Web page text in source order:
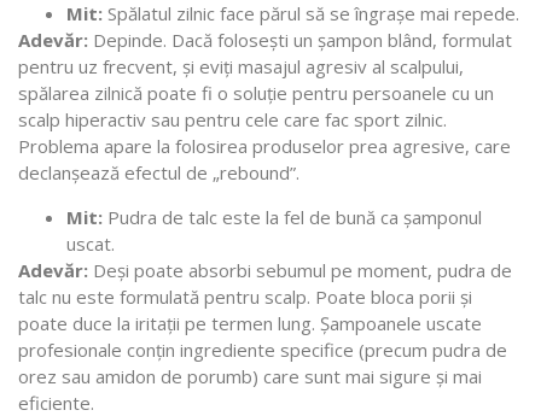
Mit: Spălatul zilnic face părul să se îngrașe mai repede.
Adevăr: Depinde. Dacă folosești un șampon blând, formulat
pentru uz frecvent, și eviți masajul agresiv al scalpului,
spălarea zilnică poate fi o soluție pentru persoanele cu un
scalp hiperactiv sau pentru cele care fac sport zilnic.
Problema apare la folosirea produselor prea agresive, care
declanșează efectul de „rebound”.
Mit: Pudra de talc este la fel de bună ca șamponul
uscat.
Adevăr: Deși poate absorbi sebumul pe moment, pudra de
talc nu este formulată pentru scalp. Poate bloca porii și
poate duce la iritații pe termen lung. Șampoanele uscate
profesionale conțin ingrediente specifice (precum pudra de
orez sau amidon de porumb) care sunt mai sigure și mai
eficiente.